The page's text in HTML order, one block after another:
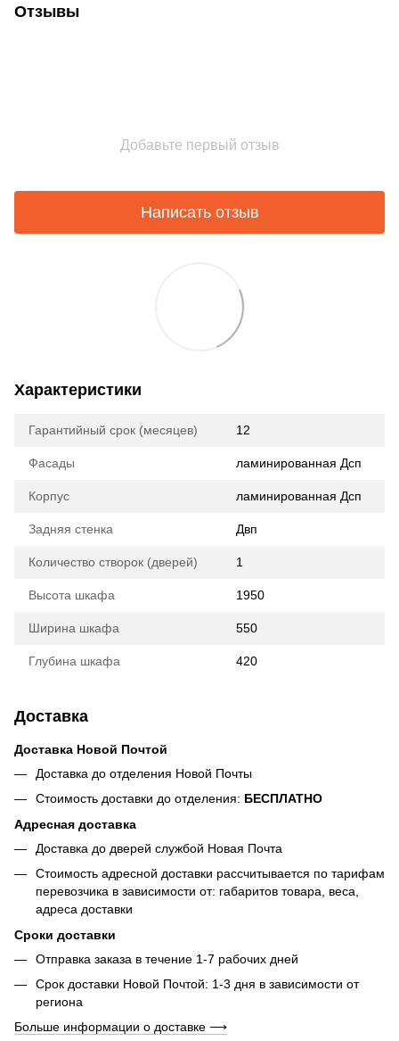
Отзывы
Добавьте первый отзыв
Написать отзыв
Характеристики
Гарантийный срок (месяцев) 12
Фасады ламинированная Дсп
Корпус ламинированная Дсп
Задняя стенка Двп
Количество створок (дверей) 1
Высота шкафа 1950
Ширина шкафа 550
Глубина шкафа 420
Доставка
Доставка Новой Почтой
Доставка до отделения Новой Почты
Стоимость доставки до отделения: БЕСПЛАТНО
Адресная доставка
Доставка до дверей службой Новая Почта
Стоимость адресной доставки рассчитывается по тарифам
перевозчика в зависимости от: габаритов товара, весa,
адреса доставки
Сроки доставки
Отправка заказа в течение 1-7 рабочих дней
Срок доставки Новой Почтой: 1-3 дня в зависимости от
региона
Больше информации о доставке ⟶